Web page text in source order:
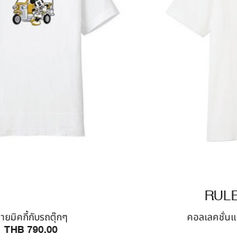
ยมิคกี้กับรถตุ๊กๆ
THB 790.00
คอลเลคชั่น